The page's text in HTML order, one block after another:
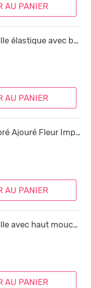
AU PANIER
Haut froncé à taille élastique avec bretelles amovibles et poches fendues à lacets, pantalon évasé, tenue grande taille
AU PANIER
Haut Croisé Ombré Ajouré Fleur Imprimée en Dentelle Jointive et Pantalon Evasé
AU PANIER
Tenue grande taille avec haut mouchoir croisé à fleurs et surpiqûres à lacets et pantalon évasé
AU PANIER